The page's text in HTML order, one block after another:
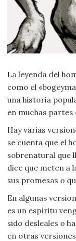
Psicología
Religión
Salud
Sociología
Tecnología
Universo
Viajar
La leyenda del
como el
una historia
en muchas partes
Hay varias
se cuenta que el
sobrenatural que
dice que meten a
sus promesas o
En algunas
es un espíritu
sido desleales o
en otras